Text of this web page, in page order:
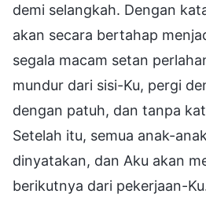
demi selangkah. Dengan
akan secara bertahap
segala macam setan
mundur dari sisi-Ku, pergi
dengan patuh, dan tanpa
Setelah itu, semua anak-
dinyatakan, dan Aku akan
berikutnya dari pekerjaan-